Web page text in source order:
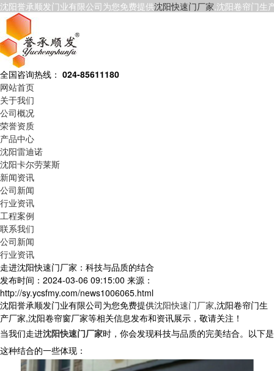
沈阳誉承顺发门业有限公司为您免费提供沈阳快速门厂家,沈阳卷帘门生
全国咨询热线： 024-85611180
网站首页
关于我们
公司概况
荣誉资质
产品中心
沈阳雷迪诺
沈阳卡尔劳莱斯
新闻资讯
公司新闻
行业资讯
工程案例
联系我们
公司新闻
行业资讯
走进沈阳快速门厂家：科技与品质的结合
发布时间：2024-03-06 09:15:00 来源：
http://sy.ycsfmy.com/news1006065.html
沈阳誉承顺发门业有限公司为您免费提供沈阳快速门厂家,沈阳卷帘门生
产厂家,沈阳卷帘窗厂家等相关信息发布和资讯展示，敬请关注！
当我们走进沈阳快速门厂家时，你会发现科技与品质的完美结合。以下是
这种结合的一些体现：